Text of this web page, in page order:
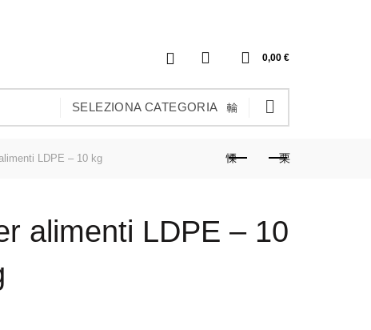
0,00 €
SELEZIONA CATEGORIA
LDPE – 10 kg
alimenti LDPE – 10